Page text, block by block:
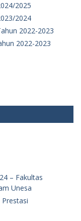
2025
2024
2022-2023
2022-2023
– Fakultas
Unesa